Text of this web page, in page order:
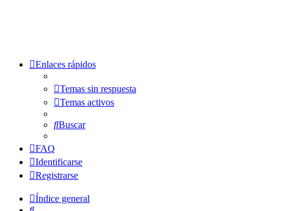
Enlaces rápidos
Temas sin respuesta
Temas activos
Buscar
FAQ
Identificarse
Registrarse
Índice general